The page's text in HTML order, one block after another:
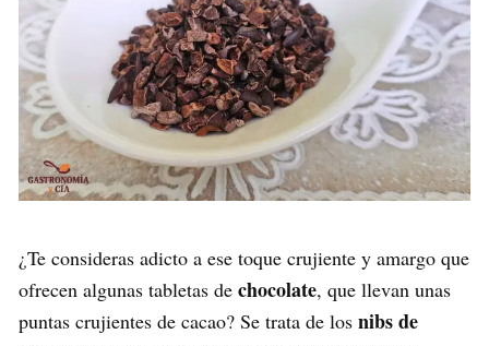
¿Te consideras adicto a ese toque crujiente y amargo que
ofrecen algunas tabletas de chocolate, que llevan unas
puntas crujientes de cacao? Se trata de los nibs de